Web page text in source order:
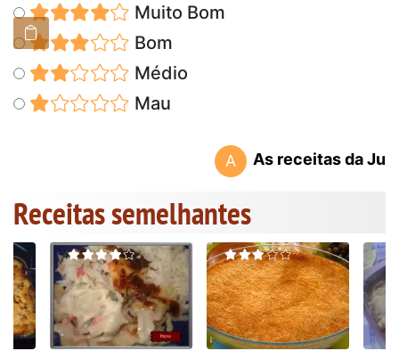
Muito Bom
Bom
Médio
Mau
A As receitas da Ju
Receitas semelhantes